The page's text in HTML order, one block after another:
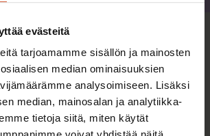
evästeitä
tarjoamamme sisällön ja mainosten
median ominaisuuksien
analysoimiseen. Lisäksi
median, mainosalan ja analytiikka-
tietoja siitä, miten käytät